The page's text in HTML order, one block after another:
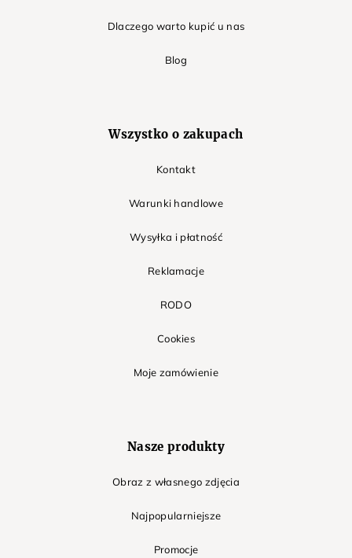
Dlaczego warto kupić u nas
Blog
Wszystko o zakupach
Kontakt
Warunki handlowe
Wysyłka i płatność
Reklamacje
RODO
Cookies
Moje zamówienie
Nasze produkty
Obraz z własnego zdjęcia
Najpopularniejsze
Promocje